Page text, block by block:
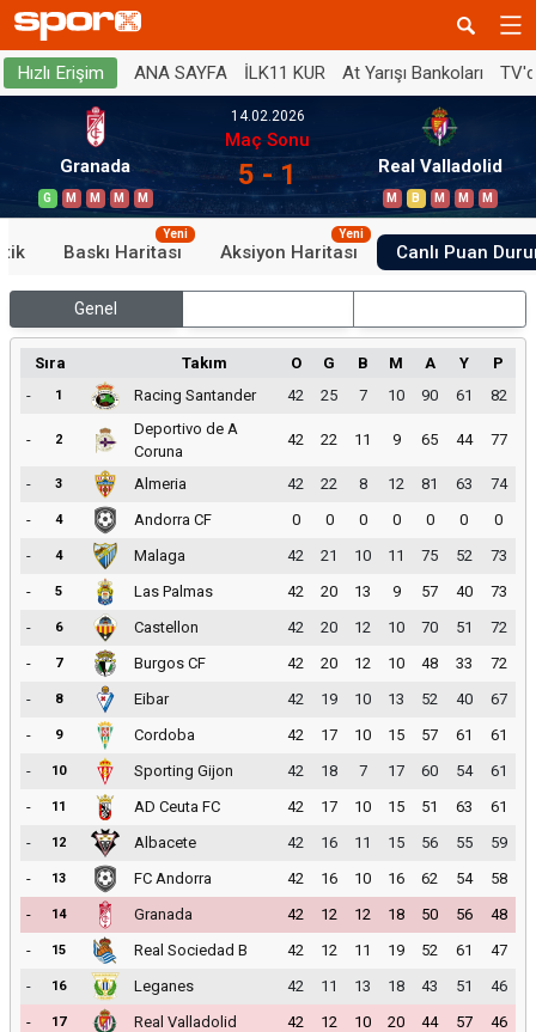
Hızlı Erişim ANA SAYFA İLK11 KUR At Yarışı Bankoları
Granada
G M M M M
14.02.2026
Maç Sonu
5 - 1 Real Valladolid
M B M M M
Baskı Haritası
Yeni
Aksiyon Haritası
Yeni
Canlı Puan
Genel
Sıra Takım O G B M A Y
P
-
1 Racing Santander 42 25 7 10 90 61 82
- 2
Deportivo de A
Coruna
42 22 11 9 65 44 77
- 3 Almeria 42 22 8 12 81 63
74
-
4 Andorra CF 0 0 0 0 0 0
0
-
4 Malaga 42 21 10 11 75 52
73
-
5 Las Palmas 42 20 13 9 57 40
73
-
6 Castellon 42 20 12 10 70 51
72
-
7 Burgos CF 42 20 12 10 48 33
72
-
8 Eibar 42 19 10 13 52 40
67
-
9 Cordoba 42 17 10 15 57 61
61
-
10 Sporting Gijon 42 18 7 17 60 54
61
-
11 AD Ceuta FC 42 17 10 15 51 63
61
-
12 Albacete 42 16 11 15 56 55
59
-
13 FC Andorra 42 16 10 16 62 54
58
-
14 Granada 42 12 12 18 50 56
48
-
15 Real Sociedad B 42 12 11 19 52 61
47
-
16 Leganes 42 11 13 18 43 51
46
-
17 Real Valladolid 42 12 10 20 44 57
46